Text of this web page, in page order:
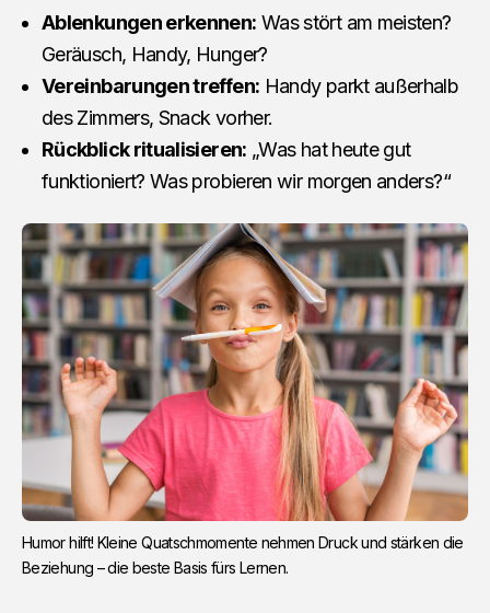
Ablenkungen erkennen: Was stört am meisten?
Geräusch, Handy, Hunger?
Vereinbarungen treffen: Handy parkt außerhalb
des Zimmers, Snack vorher.
Rückblick ritualisieren: „Was hat heute gut
funktioniert? Was probieren wir morgen anders?“
Humor hilft! Kleine Quatschmomente nehmen Druck und stärken die
Beziehung – die beste Basis fürs Lernen.